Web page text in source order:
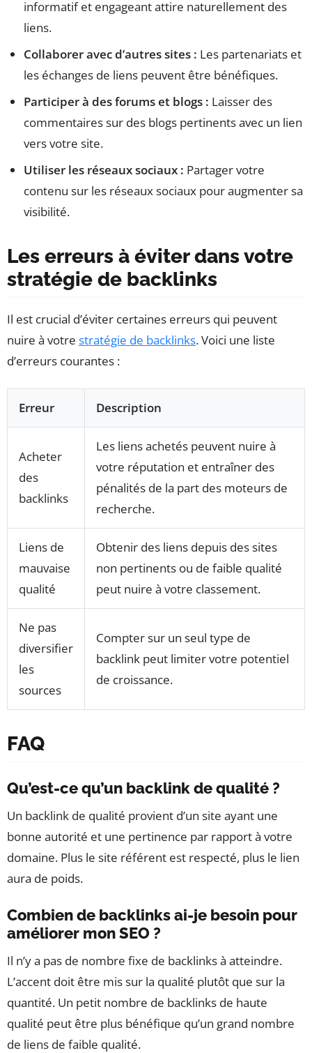
informatif et engageant attire naturellement des
liens.
Collaborer avec d’autres sites : Les partenariats et
les échanges de liens peuvent être bénéfiques.
Participer à des forums et blogs : Laisser des
commentaires sur des blogs pertinents avec un lien
vers votre site.
Utiliser les réseaux sociaux : Partager votre
contenu sur les réseaux sociaux pour augmenter sa
visibilité.
Les erreurs à éviter dans votre
stratégie de backlinks
Il est crucial d’éviter certaines erreurs qui peuvent
nuire à votre stratégie de backlinks. Voici une liste
d’erreurs courantes :
Erreur Description
Acheter
des
backlinks
Les liens achetés peuvent nuire à
votre réputation et entraîner des
pénalités de la part des moteurs de
recherche.
Liens de
mauvaise
qualité
Obtenir des liens depuis des sites
non pertinents ou de faible qualité
peut nuire à votre classement.
Ne pas
diversifier
les
sources
Compter sur un seul type de
backlink peut limiter votre potentiel
de croissance.
FAQ
Qu’est-ce qu’un backlink de qualité ?
Un backlink de qualité provient d’un site ayant une
bonne autorité et une pertinence par rapport à votre
domaine. Plus le site référent est respecté, plus le lien
aura de poids.
Combien de backlinks ai-je besoin pour
améliorer mon SEO ?
Il n’y a pas de nombre fixe de backlinks à atteindre.
L’accent doit être mis sur la qualité plutôt que sur la
quantité. Un petit nombre de backlinks de haute
qualité peut être plus bénéfique qu’un grand nombre
de liens de faible qualité.